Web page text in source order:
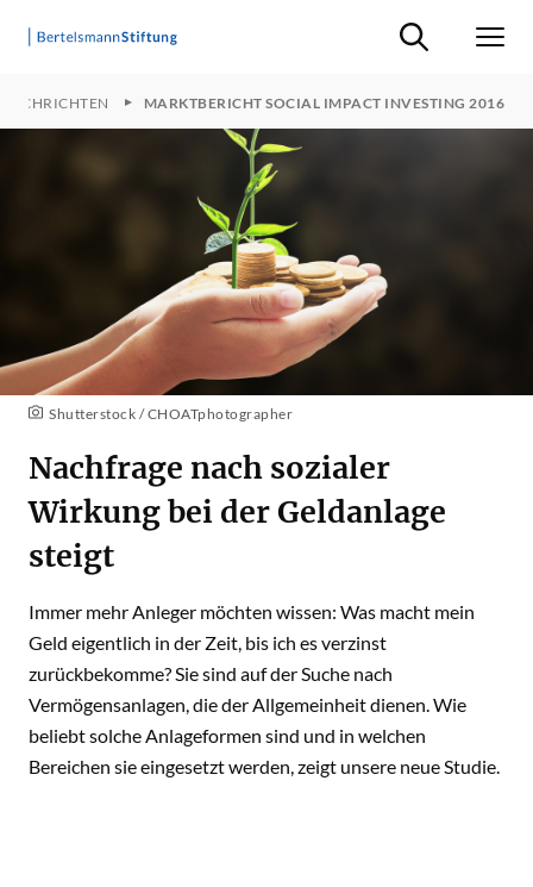
Suche ein-/
MARKTBERICHT SOCIAL IMPACT INVESTING 2016
Shutterstock / CHOATphotographer
Nachfrage nach sozialer
Wirkung bei der Geldanlage
steigt
Immer mehr Anleger möchten wissen: Was macht mein
Geld eigentlich in der Zeit, bis ich es verzinst
zurückbekomme? Sie sind auf der Suche nach
Vermögensanlagen, die der Allgemeinheit dienen. Wie
beliebt solche Anlageformen sind und in welchen
Bereichen sie eingesetzt werden, zeigt unsere neue Studie.